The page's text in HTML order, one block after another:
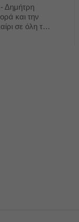
Δημήτρη
και την
σε όλη την